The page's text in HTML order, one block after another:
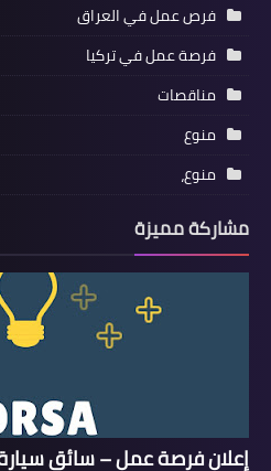
فرص عمل في العراق
فرصة عمل في تركيا
مناقصات
منوع
منوع،
مشاركة مميزة
إعلان فرصة عمل – سائق